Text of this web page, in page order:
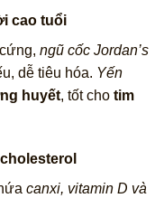
cao tuổi
ngũ cốc Jordan’s
dễ tiêu hóa. Yến
huyết, tốt cho tim
canxi, vitamin D và